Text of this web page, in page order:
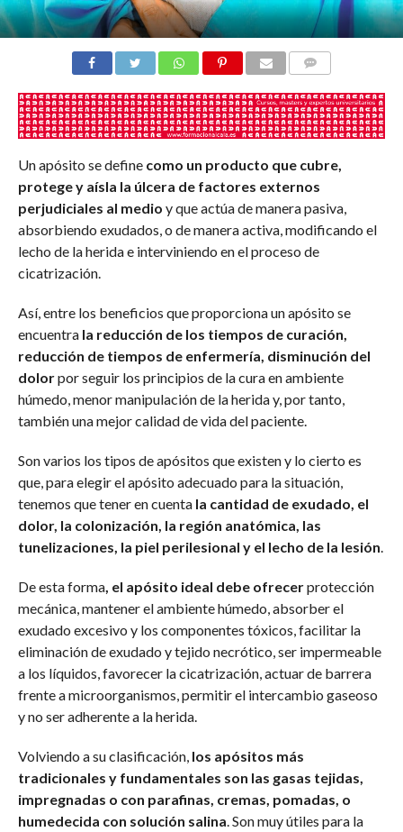
Un apósito se define como un producto que cubre,
protege y aísla la úlcera de factores externos
perjudiciales al medio y que actúa de manera pasiva,
absorbiendo exudados, o de manera activa, modificando el
lecho de la herida e interviniendo en el proceso de
cicatrización.
Así, entre los beneficios que proporciona un apósito se
encuentra la reducción de los tiempos de curación,
reducción de tiempos de enfermería, disminución del
dolorpor seguir los principios de la cura en ambiente
húmedo, menor manipulación de la herida y, por tanto,
también una mejor calidad de vida del paciente.
Son varios los tipos de apósitos que existen y lo cierto es
que, para elegir el apósito adecuado para la situación,
tenemos que tener en cuenta la cantidad de exudado, el
dolor, la colonización, la región anatómica, las
tunelizaciones, la piel perilesional y el lecho de la lesión
De esta forma, el apósito ideal debe ofrecerprotección
mecánica, mantener el ambiente húmedo, absorber el
exudado excesivo y los componentes tóxicos, facilitar la
eliminación de exudado y tejido necrótico, ser impermeable
a los líquidos, favorecer la cicatrización, actuar de barrera
frente a microorganismos, permitir el intercambio gaseoso
y no ser adherente a la herida.
Volviendo a su clasificación, los apósitos más
tradicionales y fundamentales son las gasas tejidas,
impregnadas o con parafinas, cremas, pomadas, o
humedecida con solución salina . Son muy útiles para la